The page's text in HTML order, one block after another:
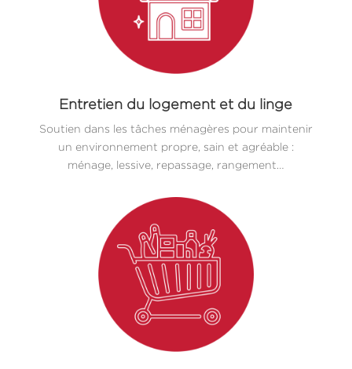
Entretien du logement et du linge
Soutien dans les tâches ménagères pour maintenir
un environnement propre, sain et agréable :
ménage, lessive, repassage, rangement…